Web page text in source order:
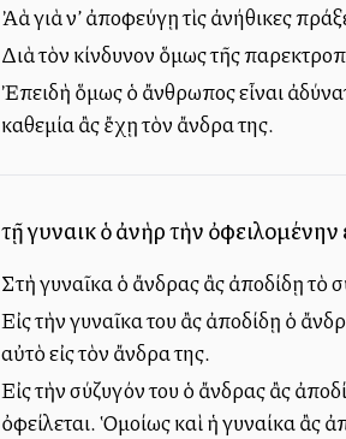
Ἀλλὰ γιὰ ν’ ἀποφεύγῃ τὶς ἀνήθικες
Διὰ τὸν κίνδυνον ὅμως τῆς
Ἐπειδὴ ὅμως ὁ ἄνθρωπος εἶναι
καθεμία ἂς ἔχῃ τὸν ἄνδρα της.
τῇ γυναικὶ ὁ ἀνὴρ τὴν
Στὴ γυναῖκα ὁ ἄνδρας ἂς ἀποδίδῃ τὸ
Εἰς τὴν γυναῖκα του ἂς ἀποδίδῃ ὁ
αὐτὸ εἰς τὸν ἄνδρα της.
Εἰς τὴν σύζυγόν του ὁ ἄνδρας ἂς
ὀφείλεται. Ὁμοίως καὶ ἡ γυναίκα ἂς